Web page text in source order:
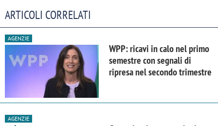
ARTICOLI CORRELATI
AGENZIE
WPP: ricavi in calo nel primo
semestre con segnali di
ripresa nel secondo trimestre
AGENZIE